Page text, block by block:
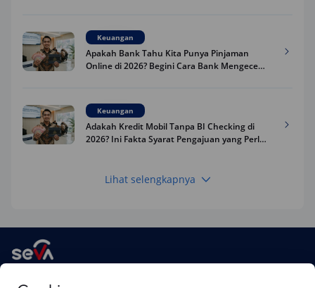
Keuangan
Apakah Bank Tahu Kita Punya Pinjaman
Online di 2026? Begini Cara Bank Mengecek
Keuangan
Adakah Kredit Mobil Tanpa BI Checking di
2026? Ini Fakta Syarat Pengajuan yang Perlu
Keuangan
Terpercaya
Lihat selengkapnya
kemudahan dalam